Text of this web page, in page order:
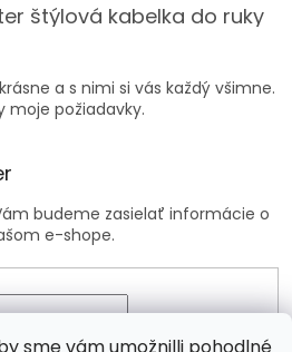
štýlová kabelka do ruky
je 5 z 5 hviezdičiek.
a s nimi si vás každý všimne.
moje požiadavky.
budeme zasielať informácie o
e-shope.